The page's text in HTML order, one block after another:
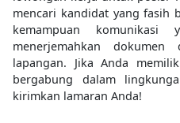
mencari kandidat yang fasih
kemampuan
menerjemahkan
lapangan. Jika Anda
bergabung dalam
kirimkan lamaran Anda!